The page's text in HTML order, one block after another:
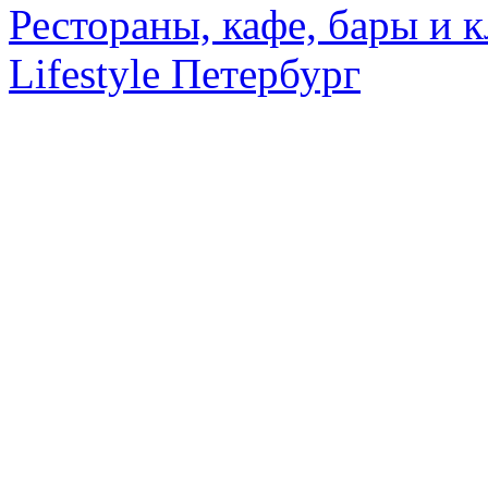
Рестораны, кафе, бары и
Lifestyle Петербург